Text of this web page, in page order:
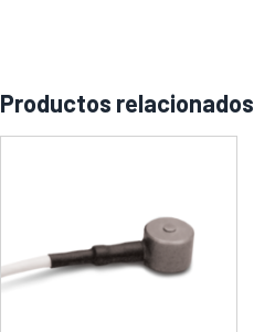
Productos relacionados